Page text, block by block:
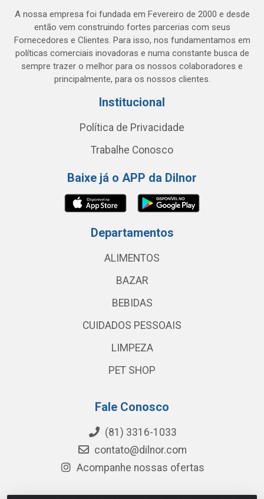
A nossa empresa foi fundada em Fevereiro de 2000 e desde
então vem construindo fortes parcerias com seus
Fornecedores e Clientes. Para isso, nos fundamentamos em
políticas comerciais inovadoras e numa constante busca de
sempre trazer o melhor para os nossos colaboradores e
principalmente, para os nossos clientes.
Institucional
Política de Privacidade
Trabalhe Conosco
Baixe já o APP da Dilnor
Departamentos
ALIMENTOS
BAZAR
BEBIDAS
CUIDADOS PESSOAIS
LIMPEZA
PET SHOP
Fale Conosco
(81) 3316-1033
contato@dilnor.com
Acompanhe nossas ofertas